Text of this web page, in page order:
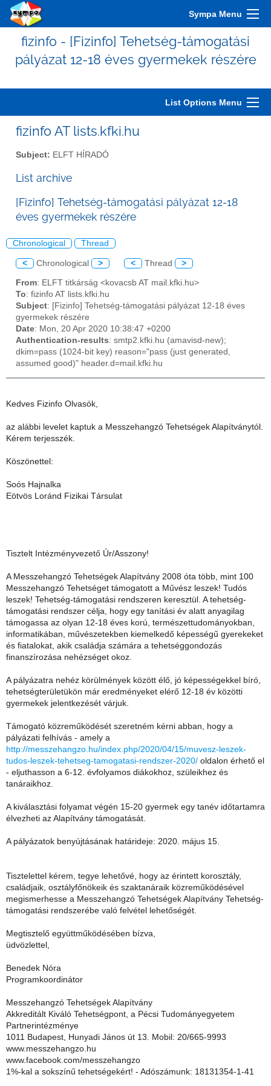
Sympa Menu
fizinfo - [Fizinfo] Tehetség-támogatási
pályázat 12-18 éves gyermekek részére
List Options Menu
fizinfo AT lists.kfki.hu
Subject: ELFT HÍRADÓ
List archive
[Fizinfo] Tehetség-támogatási pályázat 12-18
éves gyermekek részére
Chronological Thread
< Chronological > < Thread >
From: ELFT titkárság <kovacsb AT mail.kfki.hu>
To: fizinfo AT lists.kfki.hu
Subject: [Fizinfo] Tehetség-támogatási pályázat 12-18 éves
gyermekek részére
Date: Mon, 20 Apr 2020 10:38:47 +0200
Authentication-results: smtp2.kfki.hu (amavisd-new);
dkim=pass (1024-bit key) reason="pass (just generated,
assumed good)" header.d=mail.kfki.hu
Kedves Fizinfo Olvasók,
az alábbi levelet kaptuk a Messzehangzó Tehetségek Alapítványtól.
Kérem terjesszék.
Köszönettel:
Soós Hajnalka
Eötvös Loránd Fizikai Társulat
Tisztelt Intézményvezető Úr/Asszony!
A Messzehangzó Tehetségek Alapítvány 2008 óta több, mint 100
Messzehangzó Tehetséget támogatott a Művész leszek! Tudós
leszek! Tehetség-támogatási rendszeren keresztül. A tehetség-
támogatási rendszer célja, hogy egy tanítási év alatt anyagilag
támogassa az olyan 12-18 éves korú, természettudományokban,
informatikában, művészetekben kiemelkedő képességű gyerekeket
és fiatalokat, akik családja számára a tehetséggondozás
finanszírozása nehézséget okoz.
A pályázatra nehéz körülmények között élő, jó képességekkel bíró,
tehetségterületükön már eredményeket elérő 12-18 év közötti
gyermekek jelentkezését várjuk.
Támogató közreműködését szeretném kérni abban, hogy a
pályázati felhívás - amely a
http://messzehangzo.hu/index.php/2020/04/15/muvesz-leszek-
tudos-leszek-tehetseg-tamogatasi-rendszer-2020/ oldalon érhető el
- eljuthasson a 6-12. évfolyamos diákokhoz, szüleikhez és
tanáraikhoz.
A kiválasztási folyamat végén 15-20 gyermek egy tanév időtartamra
élvezheti az Alapítvány támogatását.
A pályázatok benyújtásának határideje: 2020. május 15.
Tisztelettel kérem, tegye lehetővé, hogy az érintett korosztály,
családjaik, osztályfőnökeik és szaktanáraik közreműködésével
megismerhesse a Messzehangzó Tehetségek Alapítvány Tehetség-
támogatási rendszerébe való felvétel lehetőségét.
Megtisztelő együttműködésében bízva,
üdvözlettel,
Benedek Nóra
Programkoordinátor
Messzehangzó Tehetségek Alapítvány
Akkreditált Kiváló Tehetségpont, a Pécsi Tudományegyetem
Partnerintézménye
1011 Budapest, Hunyadi János út 13. Mobil: 20/665-9993
www.messzehangzo.hu
www.facebook.com/messzehangzo
1%-kal a sokszínű tehetségekért! - Adószámunk: 18131354-1-41